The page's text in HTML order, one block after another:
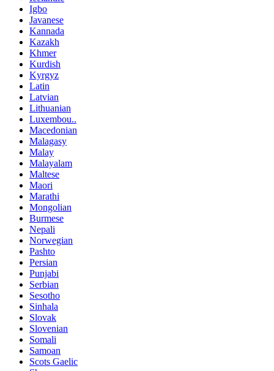
Igbo
Javanese
Kannada
Kazakh
Khmer
Kurdish
Kyrgyz
Latin
Latvian
Lithuanian
Luxembou..
Macedonian
Malagasy
Malay
Malayalam
Maltese
Maori
Marathi
Mongolian
Burmese
Nepali
Norwegian
Pashto
Persian
Punjabi
Serbian
Sesotho
Sinhala
Slovak
Slovenian
Somali
Samoan
Scots Gaelic